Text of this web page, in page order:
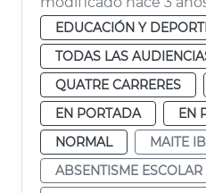
EDUCACIÓN Y
TODAS LAS
QUATRE CARRERES
EN PORTADA
EN
NORMAL
MAITE
ABSENTISME ESCOLAR